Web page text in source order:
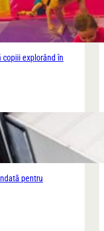
copiii explorând în
pentru